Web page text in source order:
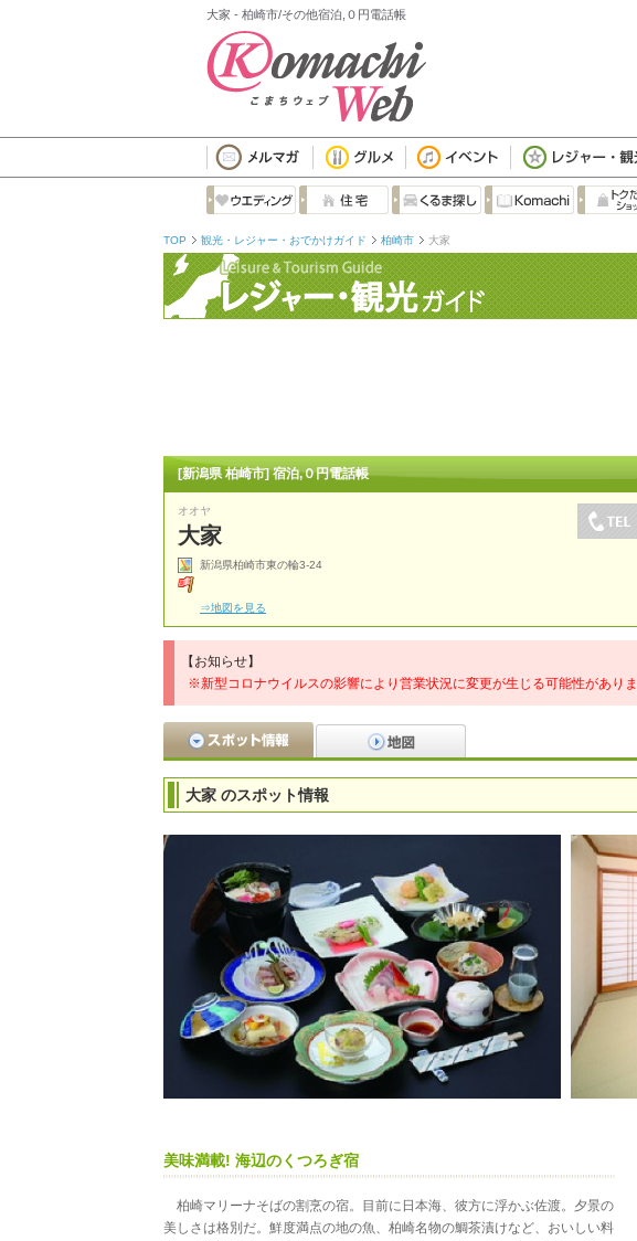
大家 - 柏崎市/その他宿泊,０円電話帳
TOP 観光・レジャー・おでかけガイド 柏崎市 大家
[新潟県 柏崎市] 宿泊,０円電話帳
オオヤ
大家
新潟県柏崎市東の輪3-24
⇒地図を見る
【お知らせ】
※新型コロナウイルスの影響により営業状況に変更が生じる可能性があり
大家 のスポット情報
美味満載! 海辺のくつろぎ宿
柏崎マリーナそばの割烹の宿。目前に日本海、彼方に浮かぶ佐渡。夕景の
美しさは格別だ。鮮度満点の地の魚、柏崎名物の鯛茶漬けなど、おいしい料